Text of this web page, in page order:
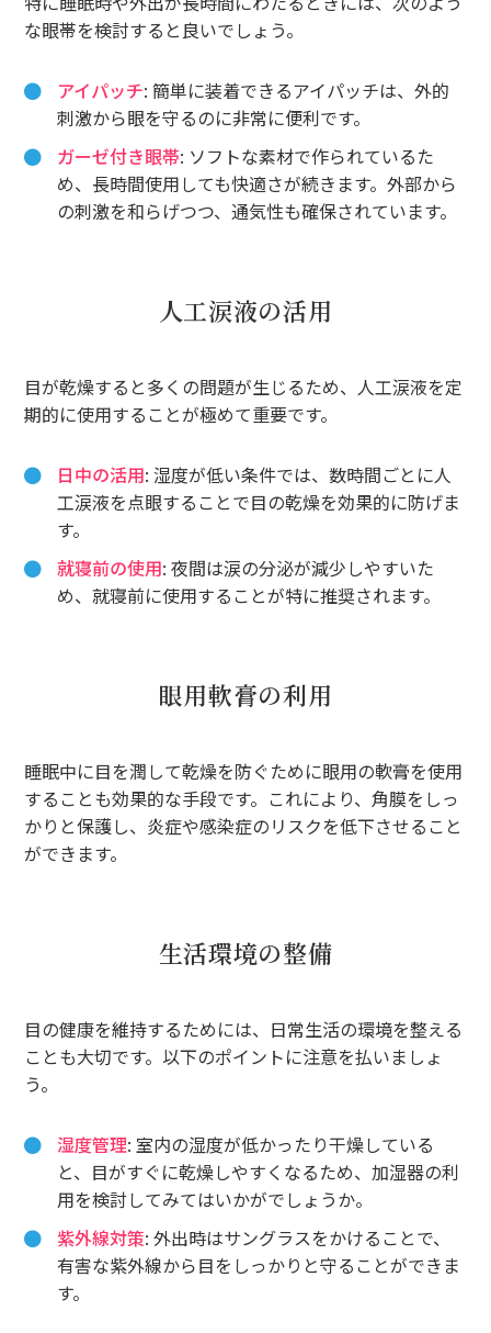
な眼帯を検討すると良いでしょう。
アイパッチ: 簡単に装着できるアイパッチは、外的
刺激から眼を守るのに非常に便利です。
ガーゼ付き眼帯: ソフトな素材で作られているた
め、長時間使用しても快適さが続きます。外部から
の刺激を和らげつつ、通気性も確保されています。
人工涙液の活用
目が乾燥すると多くの問題が生じるため、人工涙液を定
期的に使用することが極めて重要です。
日中の活用: 湿度が低い条件では、数時間ごとに人
工涙液を点眼することで目の乾燥を効果的に防げま
す。
就寝前の使用: 夜間は涙の分泌が減少しやすいた
め、就寝前に使用することが特に推奨されます。
眼用軟膏の利用
睡眠中に目を潤して乾燥を防ぐために眼用の軟膏を使用
することも効果的な手段です。これにより、角膜をしっ
かりと保護し、炎症や感染症のリスクを低下させること
ができます。
生活環境の整備
目の健康を維持するためには、日常生活の環境を整える
ことも大切です。以下のポイントに注意を払いましょ
う。
湿度管理: 室内の湿度が低かったり干燥している
と、目がすぐに乾燥しやすくなるため、加湿器の利
用を検討してみてはいかがでしょうか。
紫外線対策: 外出時はサングラスをかけることで、
有害な紫外線から目をしっかりと守ることができま
す。